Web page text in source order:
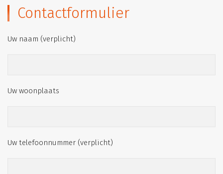
Contactformulier
Uw naam (verplicht)
Uw woonplaats
Uw telefoonnummer (verplicht)